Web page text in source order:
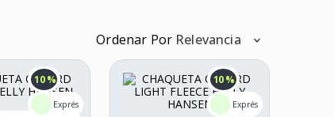
Ordenar Por Relevancia
10 % 10 %